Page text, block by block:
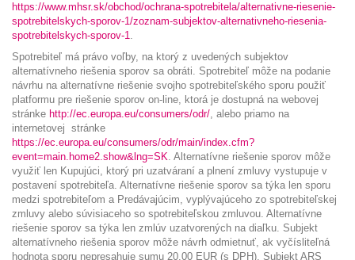
https://www.mhsr.sk/obchod/ochrana-spotrebitela/alternativne-riesenie-
spotrebitelskych-sporov-1/zoznam-subjektov-alternativneho-riesenia-
spotrebitelskych-sporov-1.
Spotrebiteľ má právo voľby, na ktorý z uvedených subjektov
alternatívneho riešenia sporov sa obráti. Spotrebiteľ môže na podanie
návrhu na alternatívne riešenie svojho spotrebiteľského sporu použiť
platformu pre riešenie sporov on-line, ktorá je dostupná na webovej
stránke http://ec.europa.eu/consumers/odr/, alebo priamo na
internetovej stránke
https://ec.europa.eu/consumers/odr/main/index.cfm?
event=main.home2.show&lng=SK. Alternatívne riešenie sporov môže
využiť len Kupujúci, ktorý pri uzatváraní a plnení zmluvy vystupuje v
postavení spotrebiteľa. Alternatívne riešenie sporov sa týka len sporu
medzi spotrebiteľom a Predávajúcim, vyplývajúceho zo spotrebiteľskej
zmluvy alebo súvisiaceho so spotrebiteľskou zmluvou. Alternatívne
riešenie sporov sa týka len zmlúv uzatvorených na diaľku. Subjekt
alternatívneho riešenia sporov môže návrh odmietnuť, ak vyčísliteľná
hodnota sporu nepresahuje sumu 20,00 EUR (s DPH). Subjekt ARS